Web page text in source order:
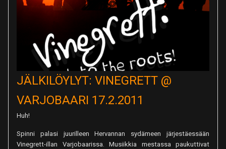
JÄLKILÖYLYT: VINEGRETT @
VARJOBAARI 17.2.2011
Huh!
Spinni palasi juurilleen Hervannan sydämeen järjestäessään
Vinegrett-illan Varjobaarissa. Musiikkia mestassa paukuttivat